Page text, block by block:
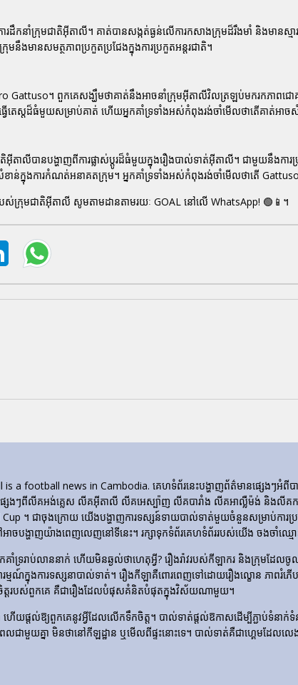
ារដឹកនាំក្រុមជាតិអ៊ីតាលី។ គាត់បានសង្កត់ធ្ងន់លើការកសាងក្រុមដ៏រឹងមាំ និងមាន
ក្រុមនឹងមានសមត្ថភាពប្រកួតប្រជែងក្នុងការប្រកួតអន្តរជាតិ។
Gattuso។ ពួកគេសង្ឃឹមថាគាត់នឹងអាចនាំក្រុមអ៊ីតាលីវិលត្រឡប់មករកភាពជោ
វើតេស្តដ៏ធំមួយសម្រាប់គាត់ ហើយអ្នកគាំទ្រទាំងអស់កំពុងរង់ចាំមើលថាតើគាត់អា
តិអ៊ីតាលីបានបង្ហាញពីការផ្លាស់ប្តូរដ៏ធំមួយក្នុងរឿងបាល់ទាត់អ៊ីតាលី។ ជាមួយនឹងក
ខាន់ក្នុងការកំណត់អនាគតក្រុម។ អ្នកគាំទ្រទាំងអស់កំពុងរង់ចាំមើលថាតើ Gattuso
បស់ក្រុមជាតិអ៊ីតាលី សូមតាមដានតាមរយៈ GOAL នៅលើ WhatsApp! 🟢📱។
a football news in Cambodia. គេហទំព័រ​នេះ​បង្ហាញ​ព័ត៌មាន​ផ្សេងៗ​អំ
សេងៗពីលីគអង់គ្លេស លីគអ៊ីតាលី លីគអេស្ប៉ាញ លីគបារាំង លីគអាល្លឺម៉ង់ និងលីគកម្
។ ជាចុងក្រោយ យើងបង្ហាញការទស្សន៍ទាយបាល់ទាត់មួយចំនួនសម្រាប់ការ
ាចបង្ហាញយ៉ាងពេញលេញនៅទីនេះ។ រក្សាទុកទំព័រគេហទំព័ររបស់យើង ចងចាំឈ្មោះ
គាំទ្រ​រាប់​លាន​នាក់ ហើយ​មិន​ឆ្ងល់​ថា​ហេតុអ្វី? រឿងរ៉ាវ​របស់​កីឡាករ និង​ក្រុម​ដ
អារម្មណ៍ក្នុងការទស្សនាបាល់ទាត់។ រឿង​កីឡា​គឺ​ពោរពេញ​ទៅ​ដោយ​រឿង​ល្ខោន ភាព​
ចិត្តរបស់ពួកគេ គឺជារឿងដែលបំផុសគំនិតបំផុតក្នុងវិស័យណាមួយ។
ហើយផ្តល់ឱ្យពួកគេនូវអ្វីដែលលើកទឹកចិត្ត។ បាល់ទាត់ផ្តល់ឱកាសដើម្បីភ្ជាប់ទំនាក់
លជាមួយគ្នា មិនថានៅកីឡដ្ឋាន ឬមើលពីផ្ទះនោះទេ។ បាល់ទាត់គឺជាហ្គេមដែល